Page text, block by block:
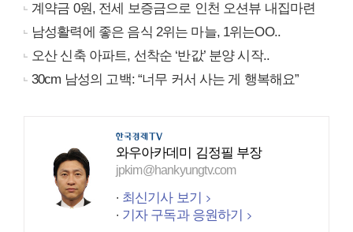
계약금 0원, 전세 보증금으로 인천 오션뷰 내집마련
남성활력에 좋은 음식 2위는 마늘, 1위는OO..
오산 신축 아파트, 선착순 ‘반값’ 분양 시작..
30cm 남성의 고백: “너무 커서 사는 게 행복해요”
와우아카데미 김정필 부장
jpkim@hankyungtv.com
최신기사 보기
기자 구독과 응원하기